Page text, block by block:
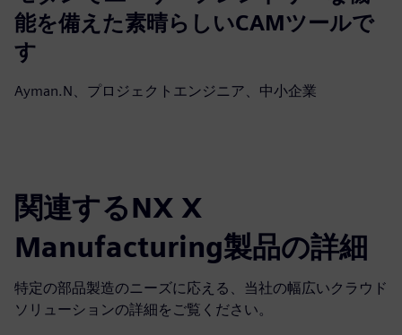
能を備えた素晴らしいCAMツールで
す
Ayman.N、プロジェクトエンジニア、中小企業
関連するNX X
Manufacturing製品の詳細
特定の部品製造のニーズに応える、当社の幅広いクラウド
ソリューションの詳細をご覧ください。